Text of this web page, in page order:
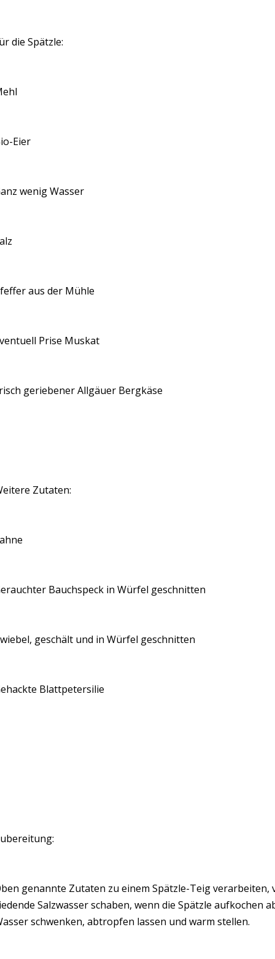
die Spätzle:
Eier
wenig Wasser
aus der Mühle
Prise Muskat
geriebener Allgäuer Bergkäse
Zutaten:
Bauchspeck in Würfel geschnitten
geschält und in Würfel geschnitten
Blattpetersilie
genannte Zutaten zu einem Spätzle-Teig verarbeiten,
Salzwasser schaben, wenn die Spätzle aufkochen
schwenken, abtropfen lassen und warm stellen.